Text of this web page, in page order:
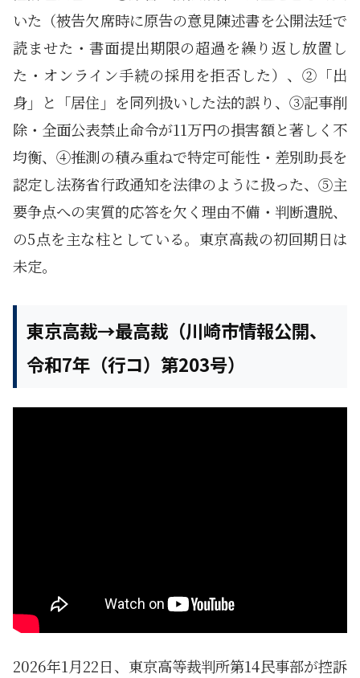
いた（被告欠席時に原告の意見陳述書を公開法廷で
読ませた・書面提出期限の超過を繰り返し放置し
た・オンライン手続の採用を拒否した）、②「出
身」と「居住」を同列扱いした法的誤り、③記事削
除・全面公表禁止命令が11万円の損害額と著しく不
均衡、④推測の積み重ねで特定可能性・差別助長を
認定し法務省行政通知を法律のように扱った、⑤主
要争点への実質的応答を欠く理由不備・判断遺脱、
の5点を主な柱としている。東京高裁の初回期日は
未定。
東京高裁→最高裁（川崎市情報公開、
令和7年（行コ）第203号）
2026年1月22日、東京高等裁判所第14民事部が控訴